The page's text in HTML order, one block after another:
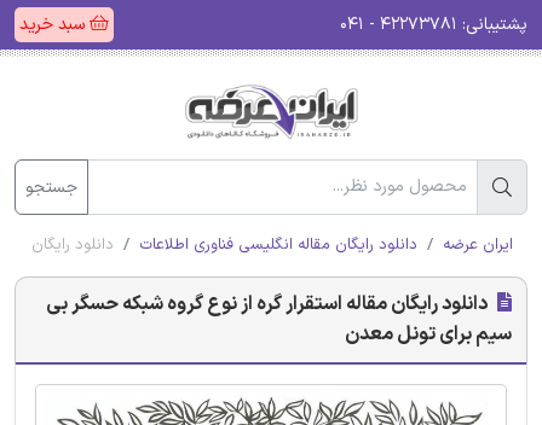
پشتیبانی: سبد خرید
جستجو
ایران عرضه دانلود رایگان مقاله انگلیسی فناوری اطلاعات دانلود رایگان
دانلود رایگان مقاله استقرار گره از نوع گروه شبکه حسگر بی
سیم برای تونل معدن